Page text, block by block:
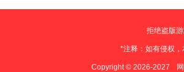
拒绝盗版
*注释：如有侵权
Copyright © 2026-2027